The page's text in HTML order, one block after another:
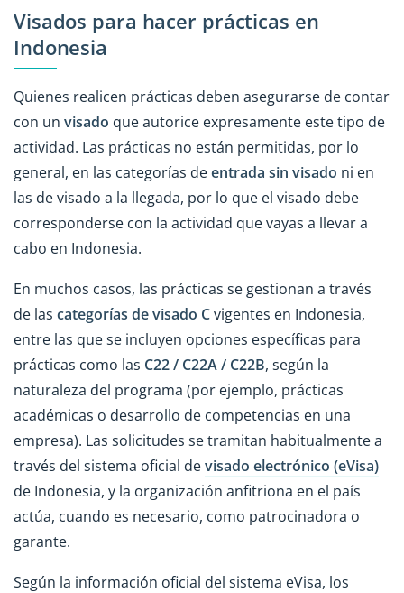
Visados para hacer prácticas en
Indonesia
Quienes realicen prácticas deben asegurarse de contar
con un visado que autorice expresamente este tipo de
actividad. Las prácticas no están permitidas, por lo
general, en las categorías deentrada sin visado ni en
las de visado a la llegada, por lo que el visado debe
corresponderse con la actividad que vayas a llevar a
cabo en Indonesia.
En muchos casos, las prácticas se gestionan a través
de las categorías de visado Cvigentes en Indonesia,
entre las que se incluyen opciones específicas para
prácticas como las C22 / C22A / C22B, según la
naturaleza del programa (por ejemplo, prácticas
académicas o desarrollo de competencias en una
empresa). Las solicitudes se tramitan habitualmente a
través del sistema oficial devisado electrónico (eVisa)
de Indonesia, y la organización anfitriona en el país
actúa, cuando es necesario, como patrocinadora o
garante.
Según la información oficial del sistema eVisa, los